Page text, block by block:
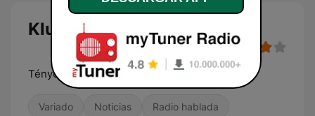
Klubrádió
Tények, vélemények
Variado Noticias Radio hablada